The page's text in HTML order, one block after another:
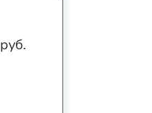
руб.